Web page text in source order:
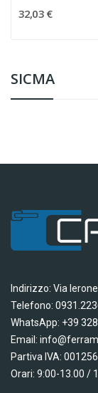
SICMA
32,03 €
Indirizzo: Via
Telefono:
WhatsApp: +39
Email:
Partiva IVA:
Orari: 9:00-13.00 /